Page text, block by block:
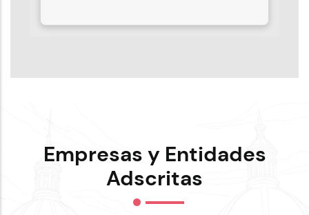
Empresas y Entidades
Adscritas